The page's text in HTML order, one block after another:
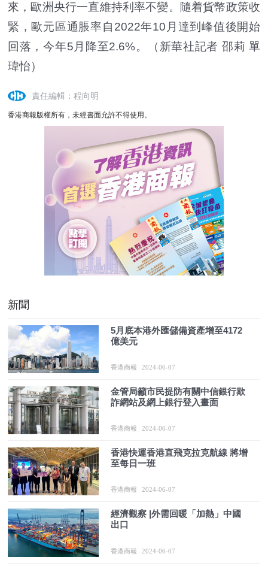
來，歐洲央行一直維持利率不變。隨着貨幣政策收
緊，歐元區通脹率自2022年10月達到峰值後開始
回落，今年5月降至2.6%。（新華社記者 邵莉 單
瑋怡）
責任編輯：程向明
香港商報版權所有，未經書面允許不得使用。
新聞
5月底本港外匯儲備資產增至4172
億美元
香港商報 2024-06-07
金管局籲市民提防有關中信銀行欺
詐網站及網上銀行登入畫面
香港商報 2024-06-07
香港快運香港直飛克拉克航線 將增
至每日一班
香港商報 2024-06-07
經濟觀察 |外需回暖「加熱」中國
出口
香港商報 2024-06-07